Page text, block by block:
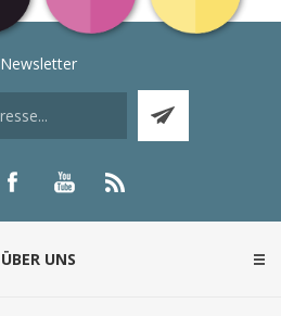
Newsletter
ÜBER UNS